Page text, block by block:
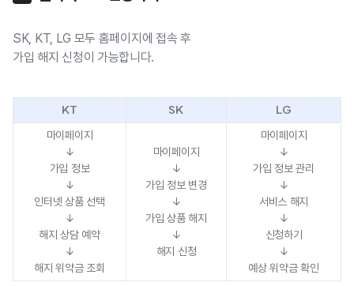
SK, KT, LG 모두 홈페이지에 접속 후
가입 해지 신청이 가능합니다.
KT SK LG
마이페이지
↓
가입 정보
↓
인터넷 상품 선택
↓
해지 상담 예약
↓
해지 위약금 조회
마이페이지
↓
가입 정보 변경
↓
가입 상품 해지
↓
해지 신청
마이페이지
↓
가입 정보 관리
↓
서비스 해지
↓
신청하기
↓
예상 위약금 확인